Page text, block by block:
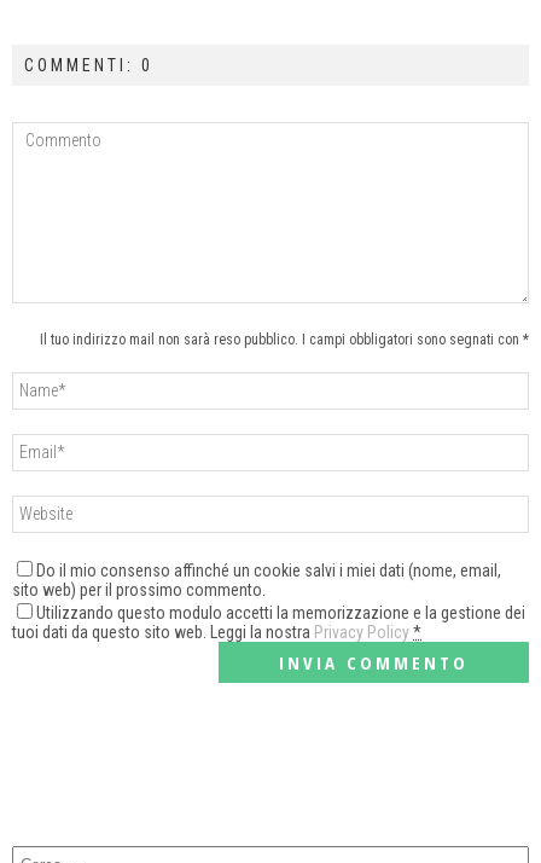
COMMENTI: 0
Il tuo indirizzo mail non sarà reso pubblico. I campi obbligatori sono segnati con *
Do il mio consenso affinché un cookie salvi i miei dati (nome, email,
sito web) per il prossimo commento.
Utilizzando questo modulo accetti la memorizzazione e la gestione dei
tuoi dati da questo sito web. Leggi la nostra Privacy Policy*